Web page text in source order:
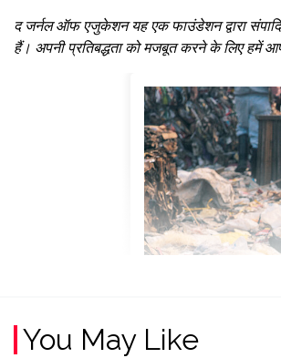
द जर्नल ऑफ एजुकेशन यह एक फाउंडेशन द्वारा
हैं। अपनी प्रतिबद्धता को मजबूत करने के लिए हमें
You May Like